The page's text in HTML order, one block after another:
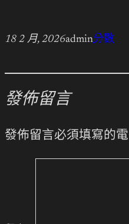
18 2 月, 2026admin分數
發佈留言
發佈留言必須填寫的